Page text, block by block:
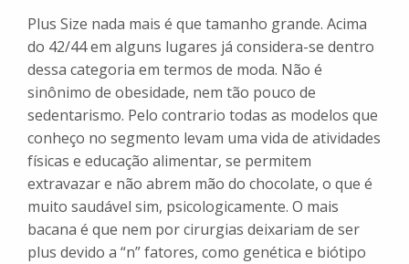
Plus Size nada mais é que tamanho grande. Acima
do 42/44 em alguns lugares já considera-se dentro
dessa categoria em termos de moda. Não é
sinônimo de obesidade, nem tão pouco de
sedentarismo. Pelo contrario todas as modelos que
conheço no segmento levam uma vida de atividades
físicas e educação alimentar, se permitem
extravazar e não abrem mão do chocolate, o que é
muito saudável sim, psicologicamente. O mais
bacana é que nem por cirurgias deixariam de ser
plus devido a “n” fatores, como genética e biótipo